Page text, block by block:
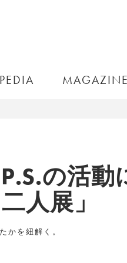
MAGAZINE
の活動
人展」
かを紐解く。